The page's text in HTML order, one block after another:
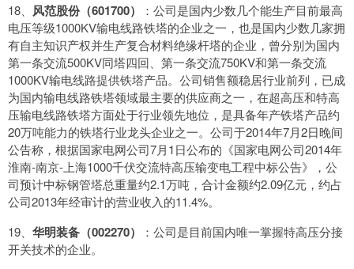
18、 风范股份（601700）
：公司是国内少数几个能生产目前最高
电压等级1000KV输电线路铁塔的企业之一，也是国内少数几家拥
有自主知识产权并生产复合材料绝缘杆塔的企业，曾分别为国内
第一条交流500KV同塔四回、第一条交流750KV和第一条交流
1000KV输电线路提供铁塔产品。公司销售额稳居行业前列，已成
为国内输电线路铁塔领域最主要的供应商之一，在超高压和特高
压输电线路铁塔方面处于行业领先地位，是具备年产铁塔产品约
20万吨能力的铁塔行业龙头企业之一。公司于2014年7月2日晚间
公告称，根据国家电网公司7月1日公布的《国家电网公司2014年
淮南-南京-上海1000千伏交流特高压输变电工程中标公告》，公
司预计中标钢管塔总重量约2.1万吨，合计金额约2.09亿元，约占
公司2013年经审计的营业收入的11.4%。
19、 华明装备（002270）
：公司是目前国内唯一掌握特高压分接
开关技术的企业。